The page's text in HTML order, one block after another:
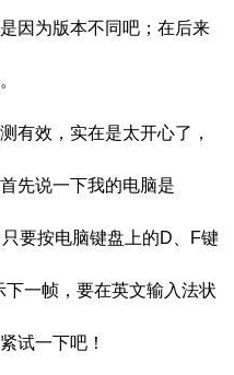
因为版本不同吧；在后来
有效，实在是太开心了，
先说一下我的电脑是
要按电脑键盘上的D、F键
一帧，要在英文输入法状
试一下吧！